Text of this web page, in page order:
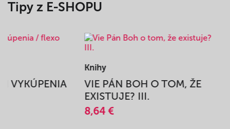
Tipy z E-SHOPU
VYKÚPENIA
Knihy
VIE PÁN BOH O TOM, ŽE
EXISTUJE? III.
8,64 €